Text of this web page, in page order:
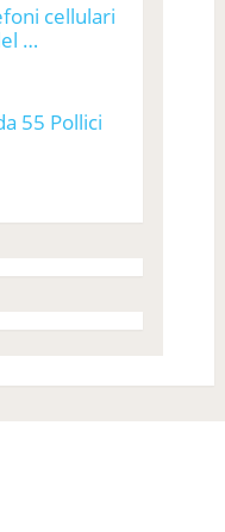
cellulari
…
55 Pollici